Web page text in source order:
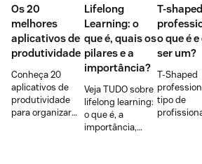
Os 20
melhores
aplicativos de
produtividade
Conheça 20
aplicativos de
produtividade
para organizar
Lifelong
Learning: o
que é, quais os
pilares e a
importância?
Veja TUDO sobre
lifelong learning:
o que é, a
importância,
T-shaped
o que é
ser um?
T-Shaped
tipo de